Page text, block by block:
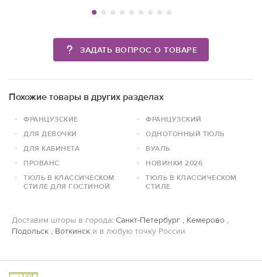
ЗАДАТЬ ВОПРОС О ТОВАРЕ
Похожие товары в других разделах
ФРАНЦУЗСКИЕ
ФРАНЦУЗСКИЙ
ДЛЯ ДЕВОЧКИ
ОДНОТОННЫЙ ТЮЛЬ
ДЛЯ КАБИНЕТА
ВУАЛЬ
ПРОВАНС
НОВИНКИ 2026
ТЮЛЬ В КЛАССИЧЕСКОМ
СТИЛЕ ДЛЯ ГОСТИНОЙ
ТЮЛЬ В КЛАССИЧЕСКОМ
СТИЛЕ
Доставим шторы в города: Санкт-Петербург , Кемерово ,
Подольск , Воткинск и в любую точку России